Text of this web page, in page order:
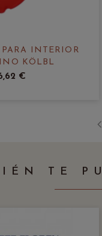
INTERIOR
KÖLBL
€
TE